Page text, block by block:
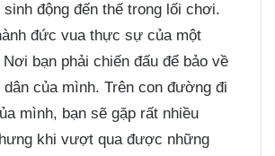
động đến thế trong lối chơi.
đức vua thực sự của một
bạn phải chiến đấu để bảo về
của mình. Trên con đường đi
mình, bạn sẽ gặp rất nhiều
khi vượt qua được những